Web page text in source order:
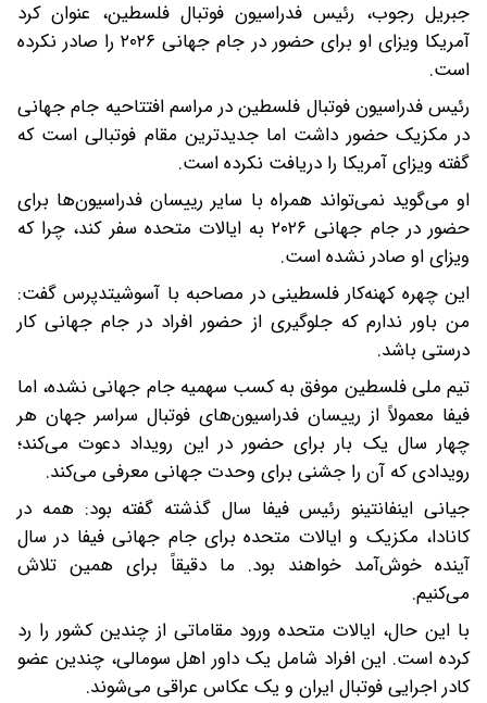
جبریل رجوب، رئیس فدراسیون فوتبال فلسطین، عنوان کرد
آمریکا ویزای او برای حضور در جام جهانی ۲۰۲۶ را صادر نکرده
است.
رئیس فدراسیون فوتبال فلسطین در مراسم افتتاحیه جام جهانی
در مکزیک حضور داشت اما جدیدترین مقام فوتبالی است که
گفته ویزای آمریکا را دریافت نکرده است.
او می‌گوید نمی‌تواند همراه با سایر رییسان فدراسیون‌ها برای
حضور در جام جهانی ۲۰۲۶ به ایالات متحده سفر کند، چرا که
ویزای او صادر نشده است.
این چهره کهنه‌کار فلسطینی در مصاحبه با آسوشیتدپرس گفت:
من باور ندارم که جلوگیری از حضور افراد در جام جهانی کار
درستی باشد.
تیم ملی فلسطین موفق به کسب سهمیه جام جهانی نشده، اما
فیفا معمولاً از رییسان فدراسیون‌های فوتبال سراسر جهان هر
چهار سال یک بار برای حضور در این رویداد دعوت می‌کند؛
رویدادی که آن را جشنی برای وحدت جهانی معرفی می‌کند.
جیانی اینفانتینو رئیس فیفا سال گذشته گفته بود: همه در
کانادا، مکزیک و ایالات متحده برای جام جهانی فیفا در سال
آینده خوش‌آمد خواهند بود. ما دقیقاً برای همین تلاش
می‌کنیم.
با این حال، ایالات متحده ورود مقاماتی از چندین کشور را رد
کرده است. این افراد شامل یک داور اهل سومالی، چندین عضو
کادر اجرایی فوتبال ایران و یک عکاس عراقی می‌شوند.